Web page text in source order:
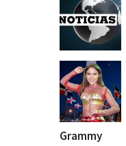
Grammy